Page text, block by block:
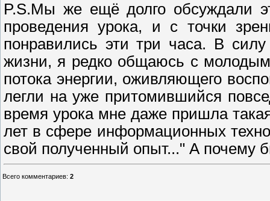
P.S.Мы же ещё долго обсуждали
проведения урока, и с точки
понравились эти три часа. В
жизни, я редко общаюсь с молодым
потока энергии, оживляющего
легли на уже притомившийся
время урока мне даже пришла
лет в сфере информационных
свой полученный опыт..." А почему
Всего комментариев: 2